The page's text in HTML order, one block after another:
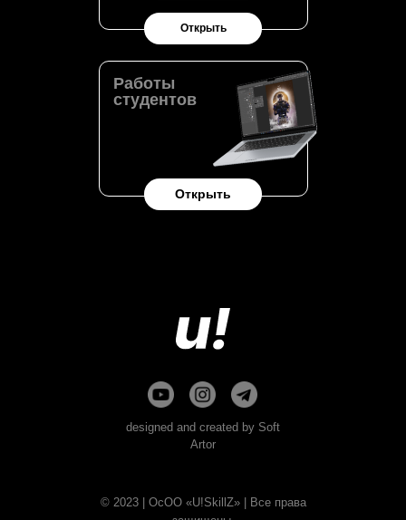
Работы
студентов
Открыть
Открыть
© 2023 | ОсОО «U!SkillZ» | Все права
designed and created by Soft
Artor